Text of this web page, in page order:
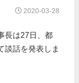
2020-03-28
長は27日、都
談話を発表しま